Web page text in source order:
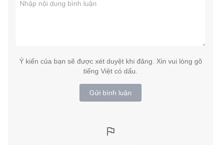
Ý kiến của bạn sẽ được xét duyệt khi đăng. Xin vui lòng gõ
tiếng Việt có dấu.
Gửi bình luận